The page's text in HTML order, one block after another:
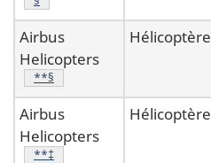
Airbus
Helicopters
Note de bas de page
**§
Hélicoptère
Airbus
Helicopters
Note de bas de page
**‡
Hélicoptère